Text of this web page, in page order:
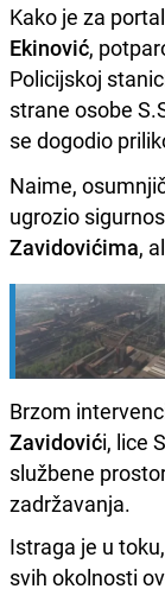
Kako je za portal
Ekinović,
Policijskoj
strane osobe
se dogodio
Naime,
ugrozio
Zavidovićima,
Brzom
Zavidovići, lice
službene
zadržavanja.
Istraga je u
svih okolnosti